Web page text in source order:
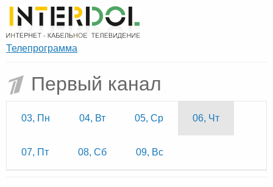
Телепрограмма
Первый канал
03, Пн 04, Вт 05, Ср 06, Чт
07, Пт 08, Сб 09, Вс